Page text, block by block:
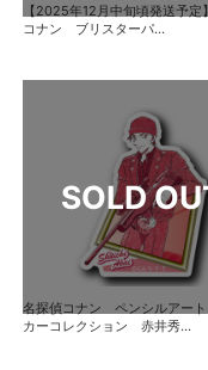
【2025年12月中旬頃発送予定
コナン ブリスターパ...
名探偵コナン ペンシルアー
カーコレクション 赤井秀...